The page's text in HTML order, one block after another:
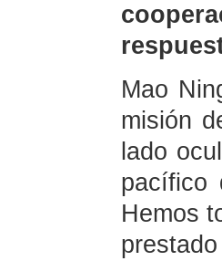
Mao
misión
lado
pacífico
Hemos